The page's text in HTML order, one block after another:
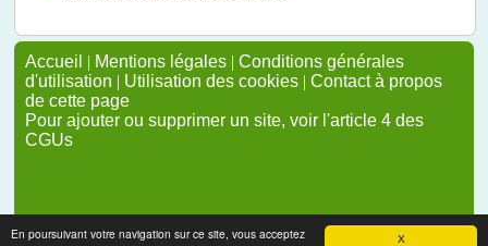
X
En poursuivant votre navigation sur ce site, vous acceptez
Accueil | Mentions légales | Conditions générales
d'utilisation | Utilisation des cookies | Contact à propos
de cette page
Pour ajouter ou supprimer un site, voir l'article 4 des
CGUs